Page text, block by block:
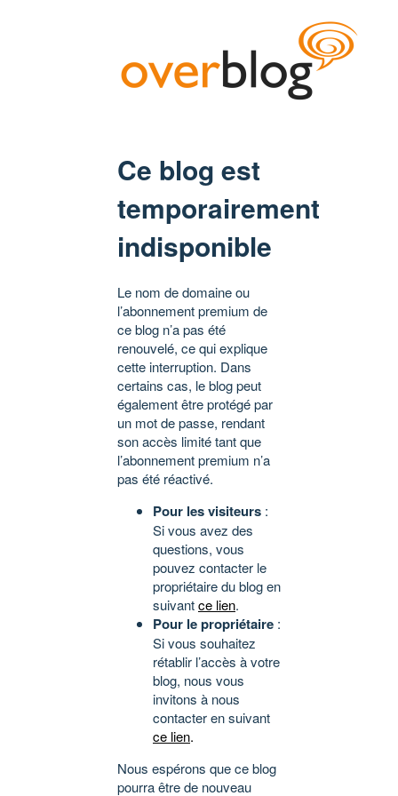
Ce blog est
temporairement
indisponible
Le nom de domaine ou
l’abonnement premium de
ce blog n’a pas été
renouvelé, ce qui explique
cette interruption. Dans
certains cas, le blog peut
également être protégé par
un mot de passe, rendant
son accès limité tant que
l’abonnement premium n’a
pas été réactivé.
Pour les visiteurs :
Si vous avez des
questions, vous
pouvez contacter le
propriétaire du blog en
suivantce lien.
Pour le propriétaire :
Si vous souhaitez
rétablir l’accès à votre
blog, nous vous
invitons à nous
contacter en suivant
ce lien.
Nous espérons que ce blog
pourra être de nouveau